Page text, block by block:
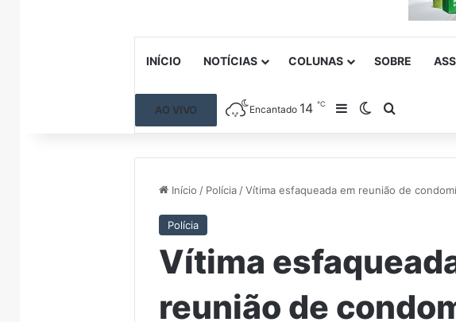
INÍCIO NOTÍCIAS COLUNAS SOBRE
AO VIVO Encantado 14℃ Barra Lateral
Switch skin
Início / Polícia / Vítima esfaqueada em reunião de
Polícia
Vítima
reunião de